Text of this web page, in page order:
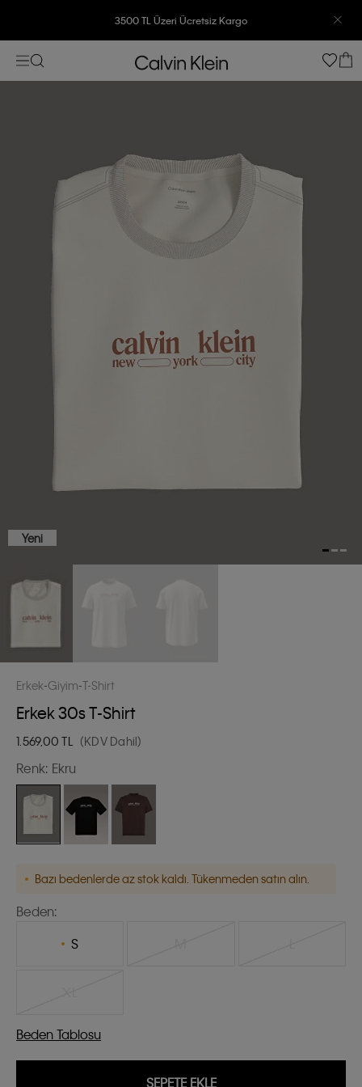
3500 TL Üzeri Ücretsiz Kargo
7500 TL Ve Üzeri Alışverişlerinizde 6 Taksit İmkanı
Yeni
Erkek Giyim T-Shirt
Erkek 30s T-Shirt
1.569,00 TL (KDV Dahil)
Renk: Ekru
Bazı bedenlerde az stok kaldı. Tükenmeden satın alın.
Beden:
S
Beden Tablosu
SEPETE EKLE